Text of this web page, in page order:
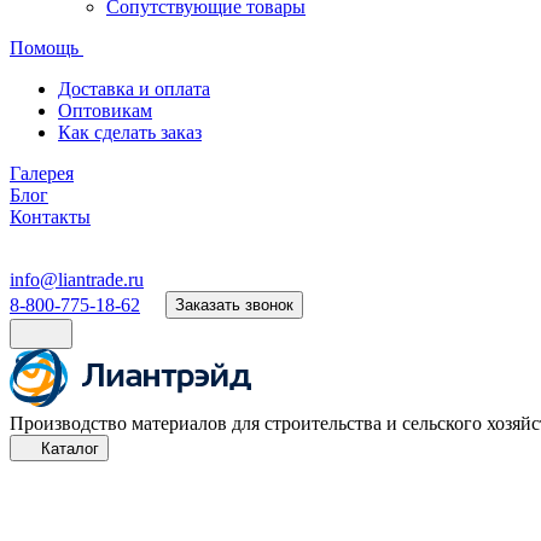
Сопутствующие товары
Помощь
Доставка и оплата
Оптовикам
Как сделать заказ
Галерея
Блог
Контакты
info@liantrade.ru
8-800-775-18-62
Заказать звонок
Производство материалов для строительства и сельского
Каталог